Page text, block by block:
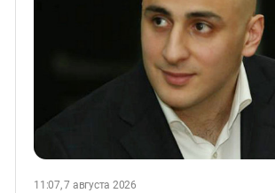
11:07, 7 августа 2026